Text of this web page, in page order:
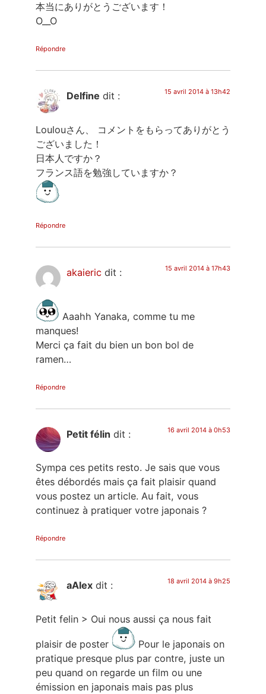
本当にありがとうございます！
O__O
Répondre
Delfine dit : 15 avril 2014 à 13h42
Loulouさん、 コメントをもらってありがとう
ございました！
日本人ですか？
フランス語を勉強していますか？
Répondre
akaieric dit : 15 avril 2014 à 17h43
Aaahh Yanaka, comme tu me
manques!
Merci ça fait du bien un bon bol de
ramen…
Répondre
Petit félin dit : 16 avril 2014 à 0h53
Sympa ces petits resto. Je sais que vous
êtes débordés mais ça fait plaisir quand
vous postez un article. Au fait, vous
continuez à pratiquer votre japonais ?
Répondre
aAlex dit : 18 avril 2014 à 9h25
Petit felin > Oui nous aussi ça nous fait
plaisir de poster
Pour le japonais on
pratique presque plus par contre, juste un
peu quand on regarde un film ou une
émission en japonais mais pas plus